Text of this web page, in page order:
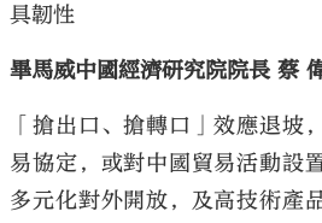
具韌性
畢馬威中國經濟研究院院長 蔡
「搶出口、搶轉口」效應退坡
易協定，或對中國貿易活動設
多元化對外開放，及高技術產